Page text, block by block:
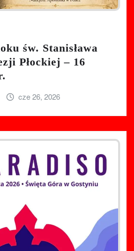
św. Stanisława
Płockiej – 16
cze 26, 2026